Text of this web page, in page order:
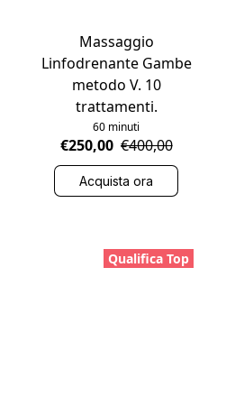
Massaggio
Linfodrenante Gambe
metodo V. 10
trattamenti.
60 minuti
€250,00 €400,00
Acquista ora
Qualifica Top